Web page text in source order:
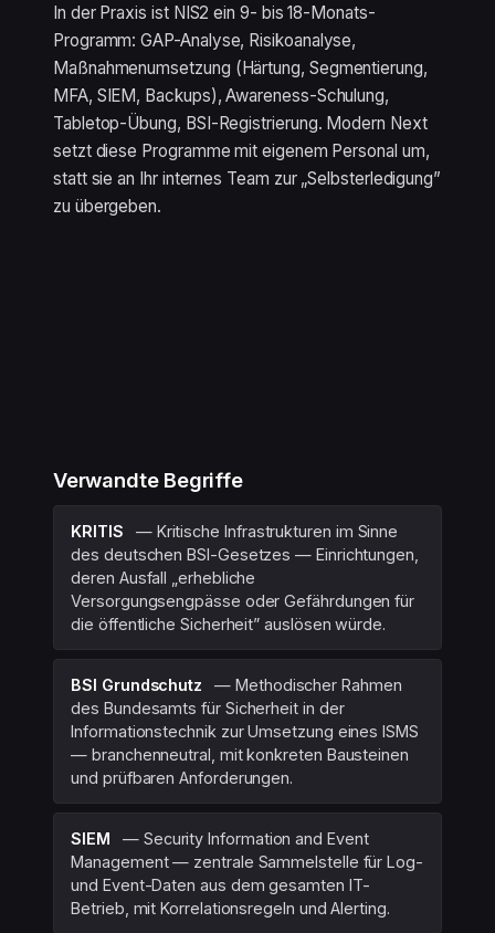
In der Praxis ist NIS2 ein 9- bis 18-Monats-
Programm: GAP-Analyse, Risikoanalyse,
Maßnahmen­umsetzung (Härtung, Segmentierung,
MFA, SIEM, Backups), Awareness-Schulung,
Tabletop-Übung, BSI-Registrierung. Modern Next
setzt diese Programme mit eigenem Personal um,
statt sie an Ihr internes Team zur „Selbsterledigung”
zu übergeben.
Verwandte Begriffe
KRITIS
— Kritische Infrastrukturen im Sinne
des deutschen BSI-Gesetzes — Einrichtungen,
deren Ausfall „erhebliche
Versorgungsengpässe oder Gefährdungen für
die öffentliche Sicherheit” auslösen würde.
BSI Grundschutz
— Methodischer Rahmen
des Bundesamts für Sicherheit in der
Informationstechnik zur Umsetzung eines ISMS
— branchen­neutral, mit konkreten Bausteinen
und prüfbaren Anforderungen.
SIEM
— Security Information and Event
Management — zentrale Sammelstelle für Log-
und Event-Daten aus dem gesamten IT-
Betrieb, mit Korrelationsregeln und Alerting.